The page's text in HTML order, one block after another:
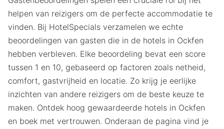
helpen van reizigers om de perfecte accommodatie te
vinden. Bij HotelSpecials verzamelen we echte
beoordelingen van gasten die in de hotels in Ockfen
hebben verbleven. Elke beoordeling bevat een score
tussen 1 en 10, gebaseerd op factoren zoals netheid,
comfort, gastvrijheid en locatie. Zo krijg je eerlijke
inzichten van andere reizigers om de beste keuze te
maken. Ontdek hoog gewaardeerde hotels in Ockfen
en boek met vertrouwen. Onderaan de pagina vind je